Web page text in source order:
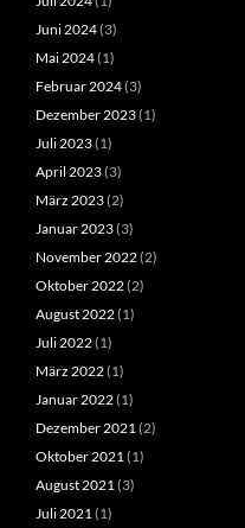
Juni 2024(3)
Mai 2024(1)
Februar 2024(3)
Dezember 2023(1)
Juli 2023(1)
April 2023(3)
März 2023(2)
Januar 2023(3)
November 2022(2)
Oktober 2022(2)
August 2022(1)
Juli 2022(1)
März 2022(1)
Januar 2022(1)
Dezember 2021(2)
Oktober 2021(1)
August 2021(3)
Juli 2021(1)